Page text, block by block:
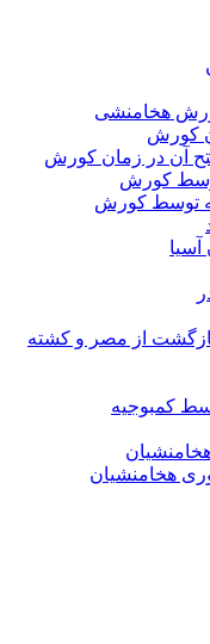
هخامنشی
کورش
آن در زمان کورش
کورش
توسط کورش
آسیا
بازگشت از مصر و کشته
کمبوجیه
هخامنشیان